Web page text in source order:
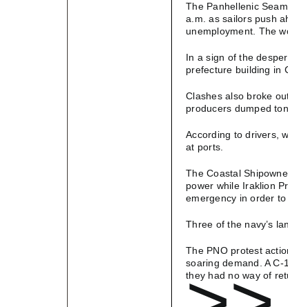
The Panhellenic
a.m. as sailors push
unemployment. The
In a sign of the
prefecture building in
Clashes also broke
producers dumped
According to drivers,
at ports.
The Coastal
power while Iraklion
emergency in order
Three of the navy’s
The PNO protest
soaring demand. A
they had no way of